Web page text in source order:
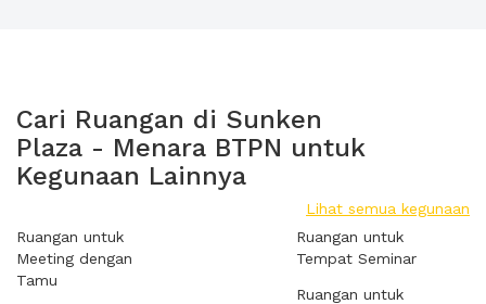
Cari Ruangan di Sunken
Plaza - Menara BTPN untuk
Kegunaan Lainnya
Lihat semua kegunaan
Ruangan untuk
Meeting dengan
Tamu
Ruangan untuk
Tempat Seminar
Ruangan untuk